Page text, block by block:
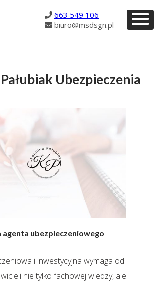
663 549 106
biuro@msdsgn.pl
Ubezpieczenia
ubezpieczeniowego
i inwestycyjna wymaga od
nie tylko fachowej wiedzy, ale